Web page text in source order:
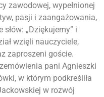
zawodowej, wypełnionej
pasji i zaangażowania,
„Dziękujemy” i
wzięli nauczyciele,
zaproszeni goście.
pani Agnieszki
w którym podkreśliła
w rozwój